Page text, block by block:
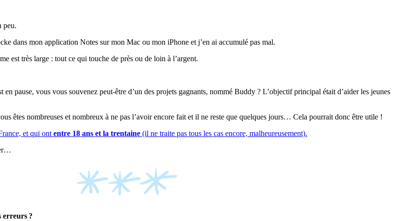
peu.
dans mon application Notes sur mon Mac ou mon iPhone et j’en ai accumulé pas mal.
est très large : tout ce qui touche de près ou de loin à l’argent.
pause, vous vous souvenez peut-être d’un des projets gagnants, nommé Buddy ? L’objectif principal était d’aider les jeunes
êtes nombreuses et nombreux à ne pas l’avoir encore fait et il ne reste que quelques jours… Cela pourrait donc être utile !
et qui ont entre 18 ans et la trentaine (il ne traite pas tous les cas encore, malheureusement).
erreurs ?